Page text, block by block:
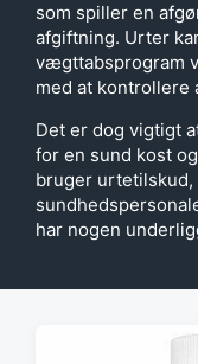
som spiller en
afgiftning. Urter
vægttabsprogram
med at kontrollere
Det er dog vigtigt
for en sund kost
bruger urtetilskud,
har nogen